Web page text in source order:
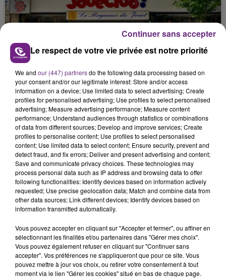
LE MAGASIN JOUÉCLUB DE REIMS FERME
SES PORTES
C'était l'une des institutions du centre-ville
rémois. Le magasin JouéClub est contraint de
fermer ses portes.
TITRES DIFFUSÉS
21h16
21h16
ORIA
Soiree Mondaine
21h11
21h11
ARIANA GRANDE & KENDJI
One Last Time (attends-
Moi)
Le respect de votre vie privée est notre priorité
We and our (447) partnersdo the following data processing based on
your consent and/or our legitimate interest: Store and/or access
information on a device; Use limited data to select advertising; Create
profiles for personalised advertising; Use profiles to select personalised
advertising; Measure advertising performance; Measure content
performance; Understand audiences through statistics or combinations
of data from different sources; Develop and improve services; Create
profiles to personalise content; Use profiles to select personalised
content; Use limited data to select content; Ensure security, prevent and
detect fraud, and fix errors; Deliver and present advertising and content;
Save and communicate privacy choices. These technologies may
process personal data such as IP address and browsing data to offer
following functionalities: Identify devices based on information actively
requested; Use precise geolocation data; Match and combine data from
other data sources; Link different devices; Identify devices based on
information transmitted automatically.
Vous pouvez accepter en cliquant sur "Accepter et fermer", ou affiner en
sélectionnant les finalités et/ou partenaires dans "Gérer mes choix".
Vous pouvez également refuser en cliquant sur "Continuer sans
accepter". Vos préférences ne s'appliqueront que pour ce site. Vous
pouvez mettre à jour vos choix, ou retirer votre consentement à tout
moment via le lien "Gérer les cookies" situé en bas de chaque page.
Continuer sans accepter